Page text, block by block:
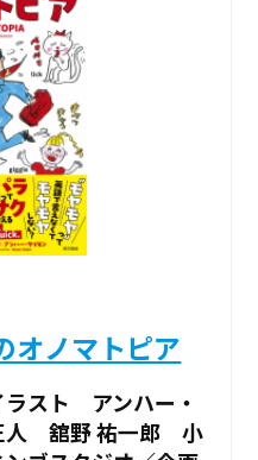
オノマトピア
ラスト アンハー・
人 舘野 祐一郎 小